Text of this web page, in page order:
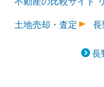
土地売却・査定
長